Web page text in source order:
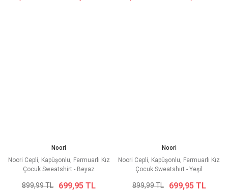
Noori
Noori Cepli, Kapüşonlu, Fermuarlı Kız
Çocuk Sweatshirt - Beyaz
899,99 TL 699,95 TL
Noori
Noori Cepli, Kapüşonlu, Fermuarlı Kız
Çocuk Sweatshirt - Yeşil
899,99 TL 699,95 TL